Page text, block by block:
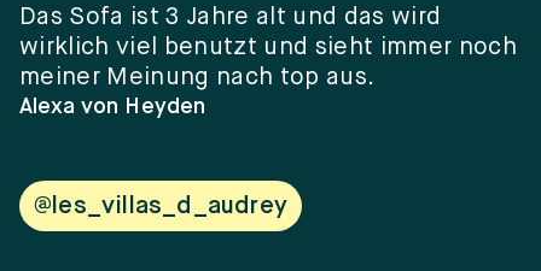
Das Sofa ist 3 Jahre alt und das wird
wirklich viel benutzt und sieht immer noch
meiner Meinung nach top aus.
Alexa von Heyden
@les_villas_d_audrey